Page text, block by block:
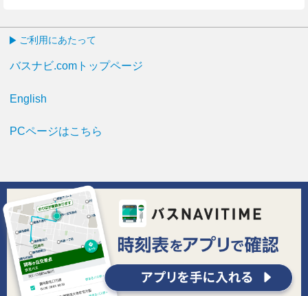
ご利用にあたって
バスナビ.comトップページ
English
PCページはこちら